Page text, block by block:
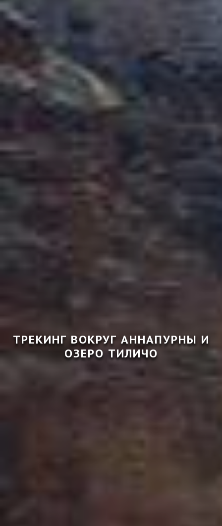
ТРЕКИНГ ВОКРУГ АННАПУРНЫ И
ОЗЕРО ТИЛИЧО